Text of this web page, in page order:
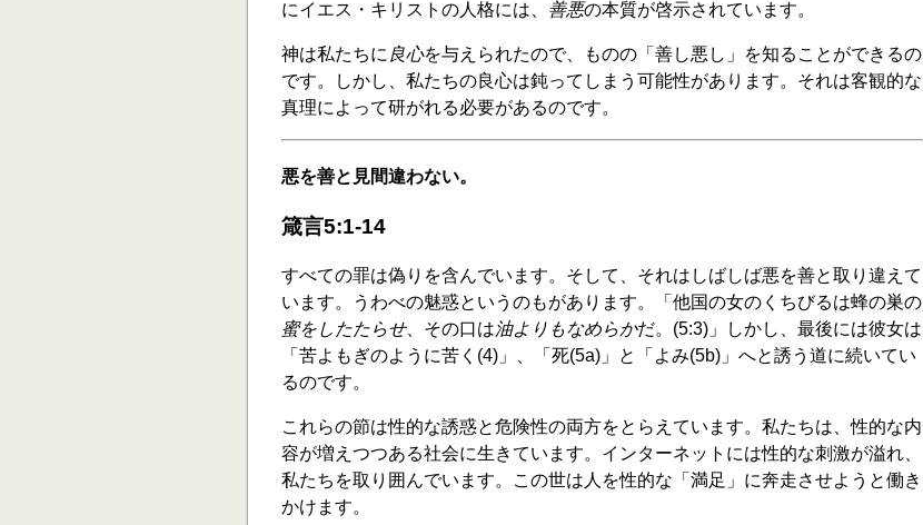
にイエス・キリストの人格には、 善悪の本質が啓示されています。
神は私たちに良心を与えられたので、ものの「善し悪し」を知ることができるの
です。しかし、私たちの良心は鈍ってしまう可能性があります。それは客観的な
真理によって研がれる必要があるのです。
悪を善と見間違わない。
箴言5:1-14
すべての罪は偽りを含んでいます。そして、それはしばしば悪を善と取り違えて
います。うわべの魅惑というのもがあります。「他国の女のくちびるは蜂の巣の
蜜をしたたらせ、その口は油よりもなめらかだ。(5:3)」しかし、最後には彼女は
「苦よもぎのように苦く(4)」、「死(5a)」と「よみ(5b)」へと誘う道に続いてい
るのです。
これらの節は性的な誘惑と危険性の両方をとらえています。私たちは、性的な内
容が増えつつある社会に生きています。インターネットには性的な刺激が溢れ、
私たちを取り囲んでいます。この世は人を性的な「満足」に奔走させようと働き
かけます。